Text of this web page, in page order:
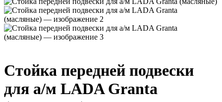
Стойка передней подвески
для а/м LADA Granta